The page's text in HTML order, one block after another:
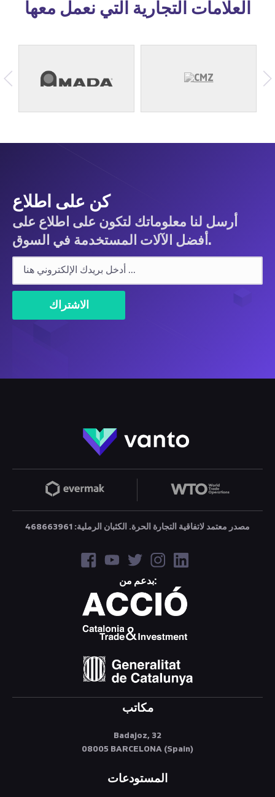
العلامات التجارية التي نعمل معها
كن على اطلاع
أرسل لنا معلوماتك لتكون على اطلاع على
أفضل الآلات المستخدمة في السوق.
الاشتراك
مصدر معتمد لاتفاقية التجارة الحرة. الكثبان الرملية: 468663961
بدعم من:
مكاتب
Badajoz, 32
08005 BARCELONA (Spain)
المستودعات